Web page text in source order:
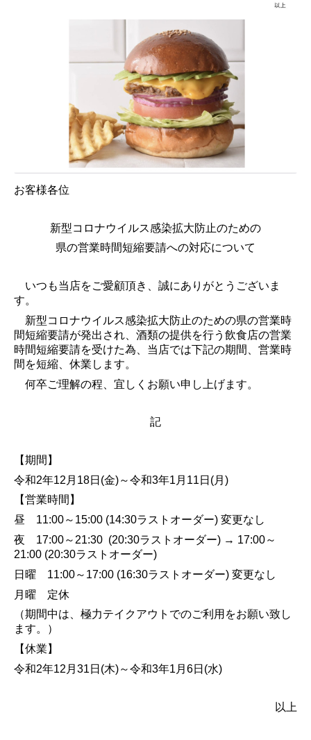
お客様各位
新型コロナウイルス感染拡大防止のための
県の営業時間短縮要請への対応について
いつも当店をご愛顧頂き、誠にありがとうございま
す。
新型コロナウイルス感染拡大防止のための県の営業時
間短縮要請が発出され、酒類の提供を行う飲食店の営業
時間短縮要請を受けた為、当店では下記の期間、営業時
間を短縮、休業します。
何卒ご理解の程、宜しくお願い申し上げます。
記
【期間】
令和2年12 月 18日 (金)～令和3年1 月 11 日 (月 )
【営業時間】
昼 11:00～ 15:00 (14:30ラストオーダー) 変更なし
夜 17:00～ 21:30 (20:30ラストオーダー) → 17:00～
21:00 (20:30ラストオーダー)
日曜 11:00～ 17:00 (16:30ラストオーダー) 変更なし
月曜 定休
（期間中は、極力テイクアウトでのご利用をお願い致し
ます。）
【休業】
令和2年12 月 31 日 (木)～令和3年1 月 6日 (水)
以上